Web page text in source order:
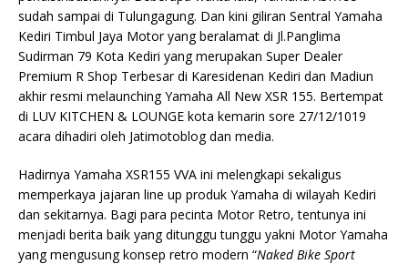
sudah sampai di Tulungagung. Dan kini giliran Sentral Yamaha
Kediri Timbul Jaya Motor yang beralamat di Jl.Panglima
Sudirman 79 Kota Kediri yang merupakan Super Dealer
Premium R Shop Terbesar di Karesidenan Kediri dan Madiun
akhir resmi melaunching Yamaha All New XSR 155. Bertempat
di LUV KITCHEN & LOUNGE kota kemarin sore 27/12/1019
acara dihadiri oleh Jatimotoblog dan media.
Hadirnya Yamaha XSR155 VVA ini melengkapi sekaligus
memperkaya jajaran line up produk Yamaha di wilayah Kediri
dan sekitarnya. Bagi para pecinta Motor Retro, tentunya ini
menjadi berita baik yang ditunggu tunggu yakni Motor Yamaha
yang mengusung konsep retro modern “Naked Bike Sport